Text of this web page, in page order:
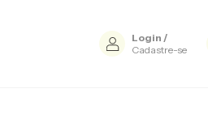
Login /
Cadastre-se